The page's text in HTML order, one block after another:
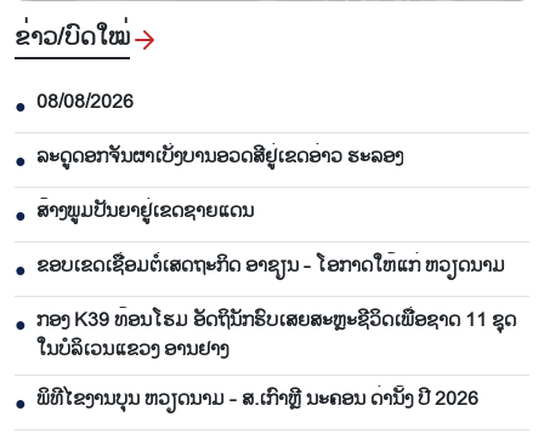
ຂ່າວ/ບົດ​ໃໝ່
● 08/08/2026
● ລະດູດອກຈັນຜາເບັ່ງບານອວດສີຢູ່ເຂດອ່າວ ຮະລອງ
● ສ້າງພູມປັນຍາຢູ່ເຂດຊາຍແດນ
● ຂອບເຂດເຊື່ອມຕໍ່ເສດຖະກິດ ອາຊຽນ - ໂອກາດໃຫ້ແກ່ ຫວຽດນາມ
● ກອງ K39 ທ້ອນໂຮມ ອັດຖິນັກຮົບເສຍສະຫຼະຊີວິດເພື່ອຊາດ 11 ຊຸດ
ໃນບໍລິເວນແຂວງ ອານຢາງ
● ພິທີໄຂງານບຸນ ຫວຽດນາມ - ສ.ເກົາຫຼີ ນະຄອນ ດ່ານັ້ງ ປີ 2026